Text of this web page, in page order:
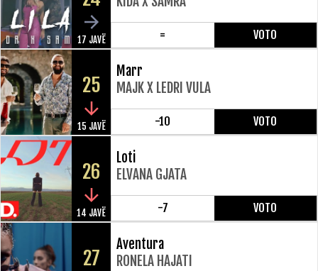
17 JAVË = VOTO
25
15 JAVË
Marr
MAJK X LEDRI VULA
-10 VOTO
26
14 JAVË
Loti
ELVANA GJATA
-7 VOTO
27
Aventura
RONELA HAJATI